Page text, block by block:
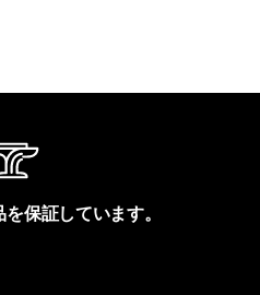
保証しています。